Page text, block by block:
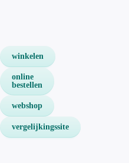
winkelen
online
bestellen
webshop
vergelijkingssite